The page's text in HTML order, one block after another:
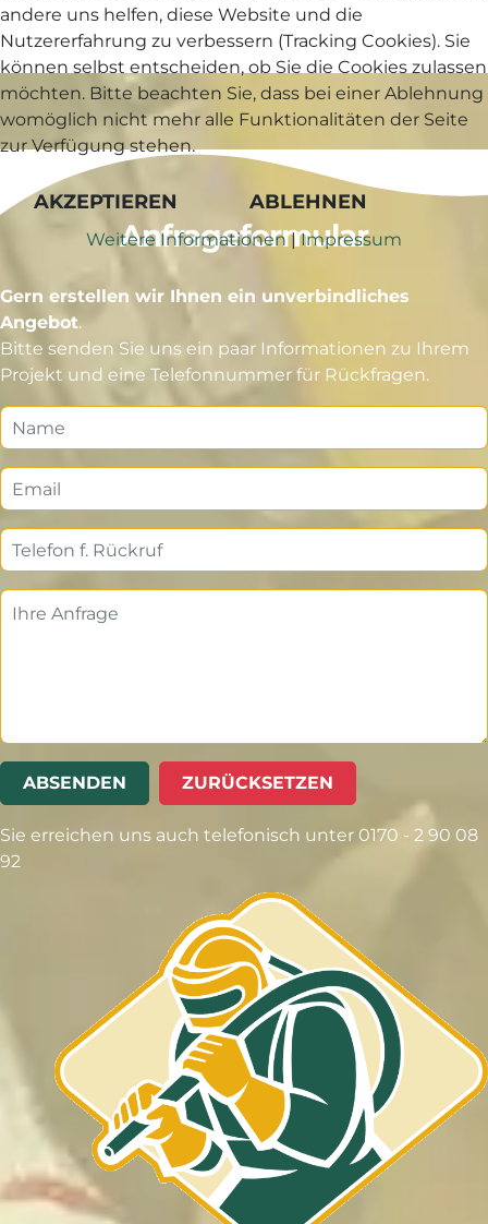
Anfrageformular
Gern erstellen wir Ihnen ein unverbindliches
Angebot.
Bitte senden Sie uns ein paar Informationen zu Ihrem
Projekt und eine Telefonnummer für Rückfragen.
ABSENDEN ZURÜCKSETZEN
Sie erreichen uns auch telefonisch unter 0170 - 2 90 08
92
andere uns helfen, diese Website und die
Nutzererfahrung zu verbessern (Tracking Cookies). Sie
können selbst entscheiden, ob Sie die Cookies zulassen
möchten. Bitte beachten Sie, dass bei einer Ablehnung
womöglich nicht mehr alle Funktionalitäten der Seite
zur Verfügung stehen.
AKZEPTIEREN ABLEHNEN
Weitere Informationen|Impressum